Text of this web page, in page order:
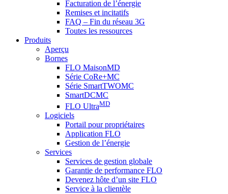
Facturation de l’énergie
Remises et incitatifs
FAQ – Fin du réseau 3G
Toutes les ressources
Produits
Aperçu
Bornes
FLO MaisonMD
Série CoRe+MC
Série SmartTWOMC
SmartDCMC
FLO UltraMD
Logiciels
Portail pour propriétaires
Application FLO
Gestion de l’énergie
Services
Services de gestion globale
Garantie de performance FLO
Devenez hôte d’un site FLO
Service à la clientèle